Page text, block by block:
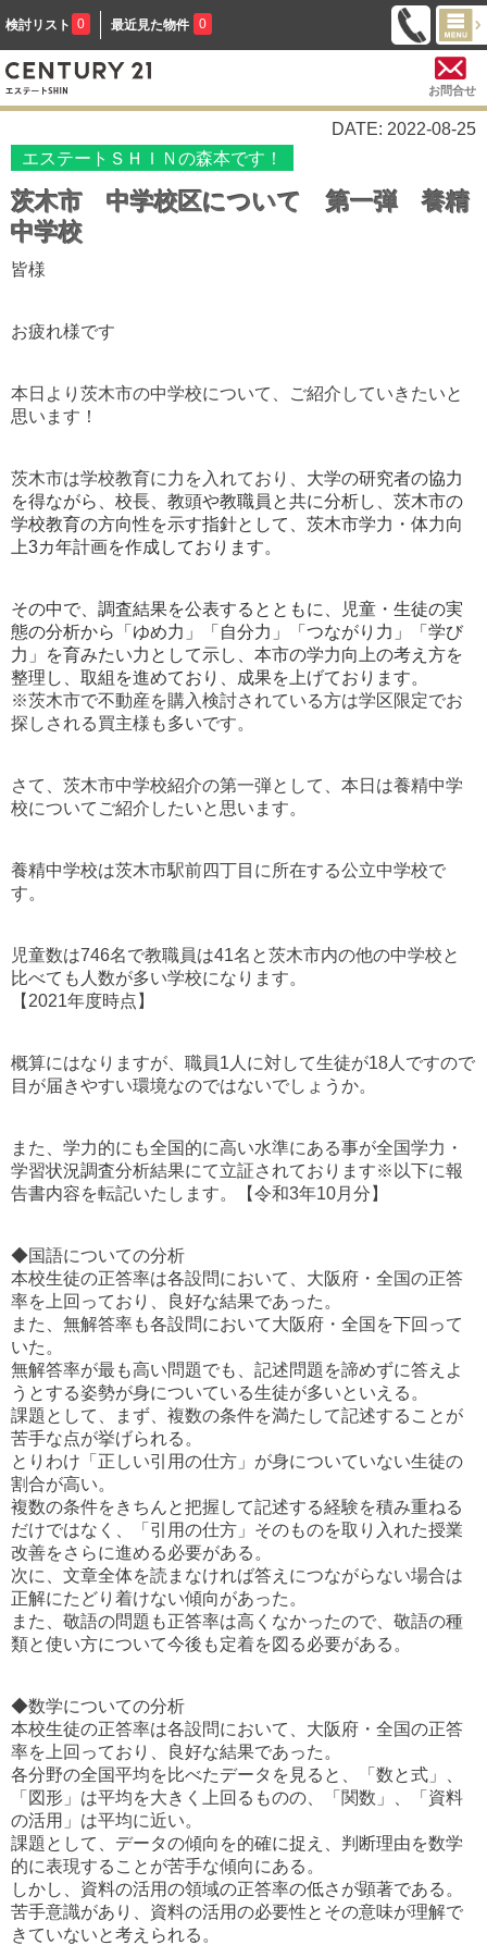
検討リスト 0 最近見た物件 0
お問合せ
DATE: 2022-08-25
エステートＳＨＩＮの森本です！
茨木市 中学校区について 第一弾 養精
中学校
皆様
お疲れ様です
本日より茨木市の中学校について、ご紹介していきたいと
思います！
茨木市は学校教育に力を入れており、 大学の研究者の協力
を得ながら、校長、教頭や教職員と共に分析し、茨木市の
学校教育の方向性を示す指針として、茨木市学力・体力向
上3カ年計画を作成しております。
その中で、調査結果を公表するとともに、児童・生徒の実
態の分析から「ゆめ力」「自分力」「つながり力」「学び
力」を育みたい力として示し、本市の学力向上の考え方を
整理し、取組を進めており、成果を上げております。
※茨木市で不動産を購入検討されている方は学区限定でお
探しされる買主様も多いです。
さて、茨木市中学校紹介の第一弾として、本日は養精中学
校についてご紹介したいと思います。
養精中学校は茨木市駅前四丁目に所在する公立中学校で
す。
児童数は746名で教職員は41名と茨木市内の他の中学校と
比べても人数が多い学校になります。
【2021年度時点】
概算にはなりますが、職員1人に対して生徒が18人ですので
目が届きやすい環境なのではないでしょうか。
また、学力的にも全国的に高い水準にある事が全国学力・
学習状況調査分析結果にて立証されております※以下に報
告書内容を転記いたします。【令和3年10月分】
◆国語についての分析
本校生徒の正答率は各設問において、大阪府・全国の正答
率を上回っており、良好な結果であった。
また、無解答率も各設問において大阪府・全国を下回って
いた。
無解答率が最も高い問題でも、記述問題を諦めずに答えよ
うとする姿勢が身についている生徒が多いといえる。
課題として、まず、複数の条件を満たして記述することが
苦手な点が挙げられる。
とりわけ「正しい引用の仕方」が身についていない生徒の
割合が高い。
複数の条件をきちんと把握して記述する経験を積み重ねる
だけではなく、「引用の仕方」そのものを取り入れた授業
改善をさらに進める必要がある。
次に、文章全体を読まなければ答えにつながらない場合は
正解にたどり着けない傾向があった。
また、敬語の問題も正答率は高くなかったので、敬語の種
類と使い方について今後も定着を図る必要がある。
◆数学についての分析
本校生徒の正答率は各設問において、大阪府・全国の正答
率を上回っており、良好な結果であった。
各分野の全国平均を比べたデータを見ると、「数と式」、
「図形」は平均を大きく上回るものの、「関数」、「資料
の活用」は平均に近い。
課題として、データの傾向を的確に捉え、判断理由を数学
的に表現することが苦手な傾向にある。
しかし、資料の活用の領域の正答率の低さが顕著である。
苦手意識があり、資料の活用の必要性とその意味が理解で
きていないと考えられる。